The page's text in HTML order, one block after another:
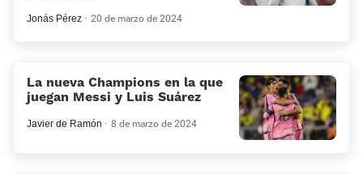
Jonás Pérez 20 de marzo de 2024
La nueva Champions en la que
juegan Messi y Luis Suárez
Javier de Ramón 8 de marzo de 2024